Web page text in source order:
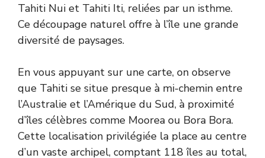
Tahiti Nui et Tahiti Iti, reliées par un isthme.
Ce découpage naturel offre à l’île une grande
diversité de paysages.
En vous appuyant sur une carte, on observe
que Tahiti se situe presque à mi-chemin entre
l’Australie et l’Amérique du Sud, à proximité
d’îles célèbres comme Moorea ou Bora Bora.
Cette localisation privilégiée la place au centre
d’un vaste archipel, comptant 118 îles au total,